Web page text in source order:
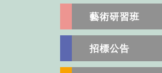
藝術研習班
招標公告